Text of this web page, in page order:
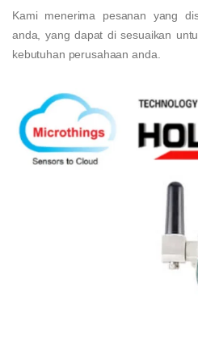
Kami menerima pesanan yang
anda, yang dapat di sesuaikan
kebutuhan perusahaan anda.